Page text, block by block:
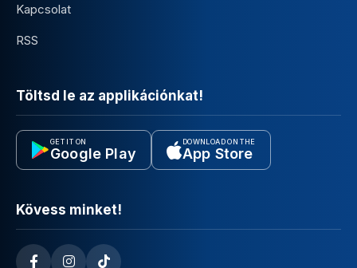
Kapcsolat
RSS
Töltsd le az applikációnkat!
GET IT ON
Google Play
DOWNLOAD ON THE
App Store
Kövess minket!